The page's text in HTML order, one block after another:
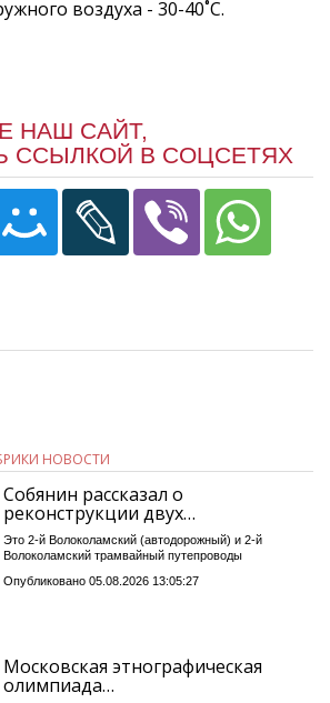
воздуха - 30-40˚С.
НАШ САЙТ,
ССЫЛКОЙ В СОЦСЕТЯХ
НОВОСТИ
Собянин рассказал о
реконструкции двух…
Это 2-й Волоколамский (автодорожный) и 2-й
Волоколамский трамвайный путепроводы
Опубликовано 05.08.2026 13:05:27
Московская этнографическая
олимпиада…